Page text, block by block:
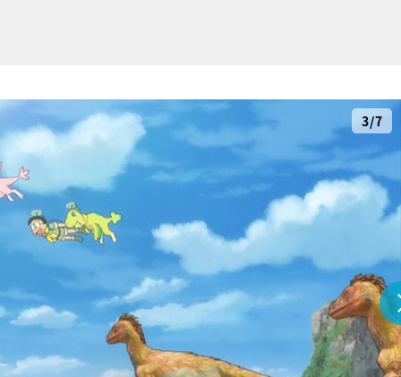
3/7
『アイ＝ラブ！げーみ
E齋藤樹愛羅＆佐々木舞